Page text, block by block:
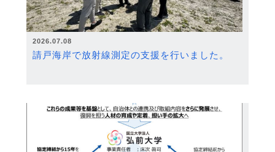
2026.07.08
請戸海岸で放射線測定の支援を行いました。